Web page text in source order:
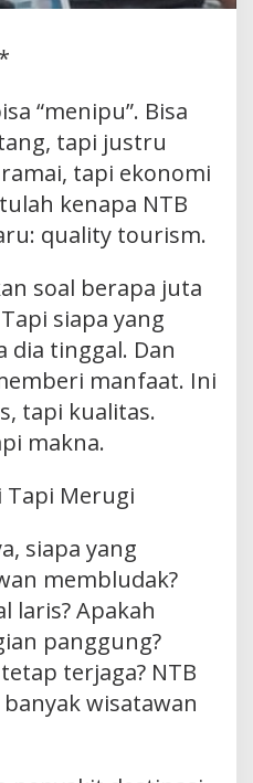
“menipu”. Bisa
tapi justru
ramai, tapi ekonomi
kenapa NTB
quality tourism.
soal berapa juta
siapa yang
dia tinggal. Dan
manfaat. Ini
tapi kualitas.
makna.
Tapi Merugi
siapa yang
membludak?
laris? Apakah
panggung?
terjaga? NTB
wisatawan